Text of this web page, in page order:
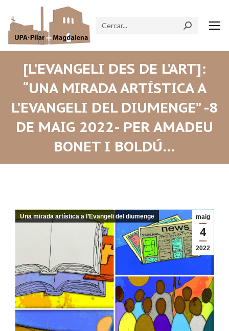
Search:
[L’EVANGELI DES DE L’ART]:
“UNA MIRADA ARTÍSTICA A
L’EVANGELI DEL DIUMENGE” -8
DE MAIG 2022- PER AMADEU
BONET I BOLDÚ…
maig
4
2022
Una mirada artística a l’Evangeli del diumenge